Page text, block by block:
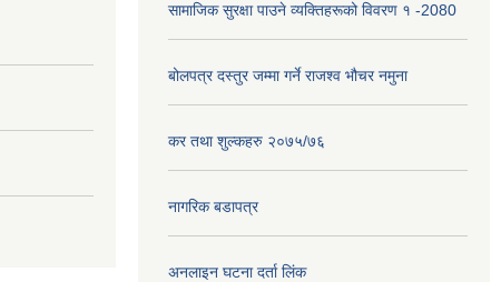
सामाजिक सुरक्षा पाउने व्यक्तिहरूको विवरण १ -2080
बोलपत्र दस्तुर जम्मा गर्ने राजश्व भौचर नमुना
कर तथा शुल्कहरु २०७५/७६
नागरिक बडापत्र
अनलाइन घटना दर्ता लिंक